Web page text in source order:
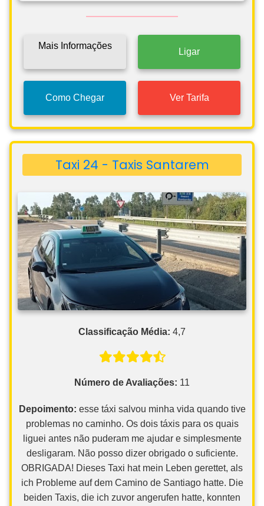
Mais Informações
Ligar
Como Chegar Ver Tarifa
Taxi 24 - Taxis Santarem
Classificação Média: 4,7
Número de Avaliações: 11
Depoimento: esse táxi salvou minha vida quando tive
problemas no caminho. Os dois táxis para os quais
liguei antes não puderam me ajudar e simplesmente
desligaram. Não posso dizer obrigado o suficiente.
OBRIGADA! Dieses Taxi hat mein Leben gerettet, als
ich Probleme auf dem Camino de Santiago hatte. Die
beiden Taxis, die ich zuvor angerufen hatte, konnten